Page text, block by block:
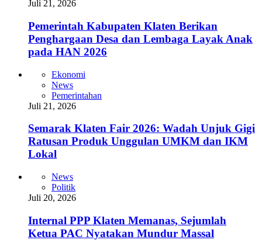
Juli 21, 2026
Pemerintah Kabupaten Klaten Berikan
Penghargaan Desa dan Lembaga Layak Anak
pada HAN 2026
Ekonomi
News
Pemerintahan
Juli 21, 2026
Semarak Klaten Fair 2026: Wadah Unjuk Gigi
Ratusan Produk Unggulan UMKM dan IKM
Lokal
News
Politik
Juli 20, 2026
Internal PPP Klaten Memanas, Sejumlah
Ketua PAC Nyatakan Mundur Massal